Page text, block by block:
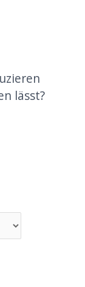
lässt?